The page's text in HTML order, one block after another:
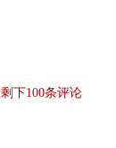
下100条评论